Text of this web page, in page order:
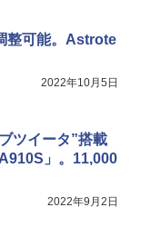
整可能。Astrote
2022年10月5日
ツイータ”搭載
」。11,000
2022年9月2日